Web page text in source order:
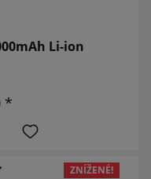
Li-ion
*
ZNÍŽENÉ!